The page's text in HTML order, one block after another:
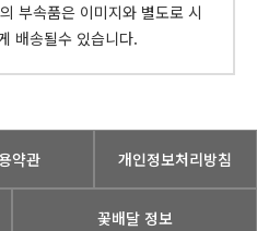
부속품은 이미지와 별도로 시
배송될수 있습니다.
약관 개인정보처리방침
꽃배달 정보